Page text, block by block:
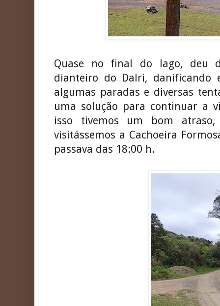
Quase no final do lago, deu
dianteiro do Dalri, danificando
algumas paradas e diversas
uma solução para continuar a
isso tivemos um bom
visitássemos a Cachoeira
passava das 18:00 h.